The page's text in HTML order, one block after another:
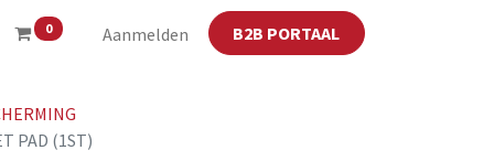
0 Aanmelden B2B PORTAAL
PAD (1ST)